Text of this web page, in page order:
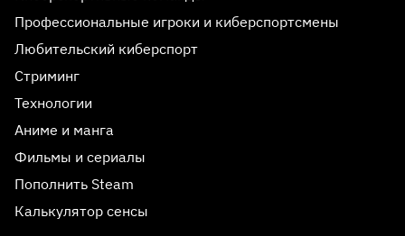
Профессиональные игроки и киберспортсмены
Любительский киберспорт
Стриминг
Технологии
Аниме и манга
Фильмы и сериалы
Пополнить Steam
Калькулятор сенсы